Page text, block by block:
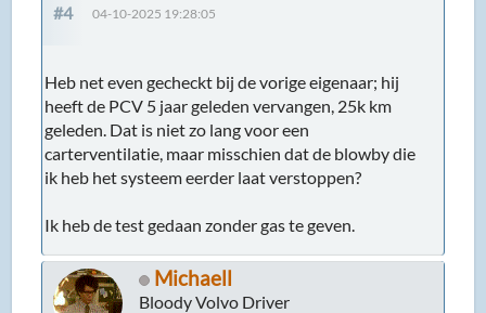
#4 04-10-2025 19:28:05
Heb net even gecheckt bij de vorige eigenaar; hij
heeft de PCV 5 jaar geleden vervangen, 25k km
geleden. Dat is niet zo lang voor een
carterventilatie, maar misschien dat de blowby die
ik heb het systeem eerder laat verstoppen?
Ik heb de test gedaan zonder gas te geven.
Michaell
Bloody Volvo Driver